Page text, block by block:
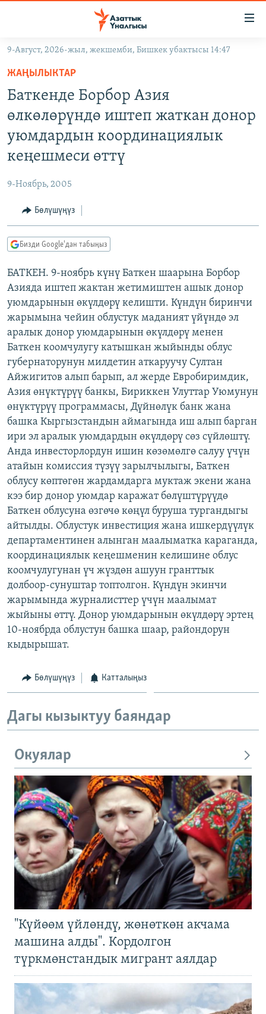
Навигацияга
өтүңүз
Издөөгө
салыңыз
БҮГҮН АЗАТТЫКТА
ЭКСПЕРТТЕР ТАЛДАЙТ
БИЗ ЖАНА ДҮЙНӨ
ЭЖЕ-СИҢДИЛЕР
АЗАТТЫК+
ЫҢГАЙСЫЗ СУРООЛОР
ПОДКАСТ
ӨЗГӨЧӨ ПИКИР
Русский
ОНЛАЙН ШЕРИНЕ
ЭЕ/АРнун бардык сайттары
9-Август, 2026-жыл, жекшемби, Бишкек убактысы 14:47
ЖАҢЫЛЫКТАР
Баткенде Борбор Азия
өлкөлөрүндө иштеп жаткан донор
уюмдардын координациялык
кеңешмеси өттү
9-Ноябрь, 2005
Бөлүшүңүз
Бизди Google'дан табыңыз
БАТКЕН. 9-ноябрь күнү Баткен шаарына Борбор
Азияда иштеп жактан жетимиштен ашык донор
уюмдарынын өкүлдөрү келишти. Күндүн биринчи
жарымына чейин облустук маданият үйүндө эл
аралык донор уюмдарынын өкүлдөрү менен
Баткен коомчулугу катышкан жыйынды облус
губернаторунун милдетин аткаруучу Султан
Айжигитов алып барып, ал жерде Евробиримдик,
Азия өнүктүрүү банкы, Бириккен Улуттар Уюмунун
өнүктүрүү программасы, Дүйнөлүк банк жана
башка Кыргызстандын аймагында иш алып барган
ири эл аралык уюмдардын өкүлдөрү сөз сүйлөштү.
Анда инвесторлордун ишин көзөмөлгө салуу үчүн
атайын комиссия түзүү зарылчылыгы, Баткен
облусу көптөгөн жардамдарга муктаж экени жана
кээ бир донор уюмдар каражат бөлүштүрүүдө
Баткен облусуна өзгөчө көңүл буруша тургандыгы
айтылды. Облустук инвестиция жана ишкердүүлүк
департаментинен алынган маалыматка караганда,
координациялык кеңешменин келишине облус
коомчулугунан үч жүздөн ашуун гранттык
долбоор-сунуштар топтолгон. Күндүн экинчи
жарымында журналисттер үчүн маалымат
жыйыны өттү. Донор уюмдарынын өкүлдөрү эртең
10-ноябрда облустун башка шаар, райондорун
кыдырышат.
Бөлүшүңүз Катталыңыз
Дагы кызыктуу баяндар
Окуялар
"Күйөөм үйлөндү, жөнөткөн акчама
машина алды". Кордолгон
түркмөнстандык мигрант аялдар